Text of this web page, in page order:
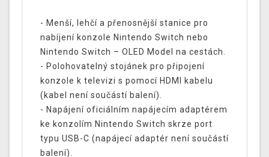
- Menší, lehčí a přenosnější stanice pro
nabíjení konzole Nintendo Switch nebo
Nintendo Switch – OLED Model na cestách.
- Polohovatelný stojánek pro připojení
konzole k televizi s pomocí HDMI kabelu
(kabel není součástí balení).
- Napájení oficiálním napájecím adaptérem
ke konzolím Nintendo Switch skrze port
typu USB-C (napájecí adaptér není součástí
balení).